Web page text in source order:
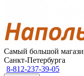
Самый большой
Санкт-Петербурга
8-812-237-39-05